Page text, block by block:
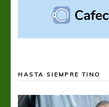
HASTA SIEMPRE TINO